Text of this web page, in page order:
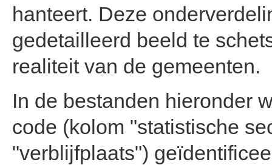
hanteert. Deze
gedetailleerd beeld te
realiteit van de gemeenten.
In de bestanden hieronder
code (kolom "statistische
"verblijfplaats")